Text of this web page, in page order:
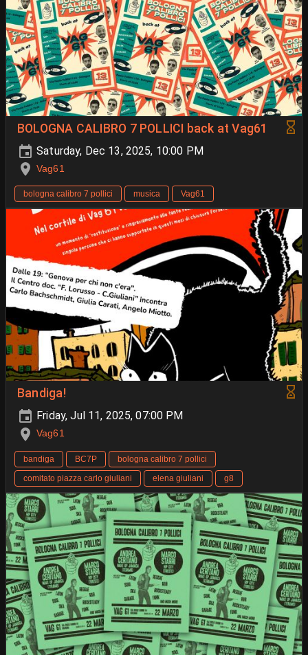
BOLOGNA CALIBRO 7 POLLICI back at Vag61
Saturday, Dec 13, 2025, 10:00 PM
Vag61
bologna calibro 7 pollici musica Vag61
Bandiga!
Friday, Jul 11, 2025, 07:00 PM
Vag61
bandiga BC7P
bologna calibro 7 pollici
comitato piazza carlo giuliani
elena giuliani g8